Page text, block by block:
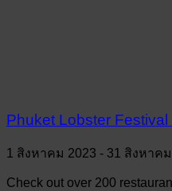
Phuket Lobster Festival
1 สิงหาคม 2023 - 31 สิงหาค
Check out over 200